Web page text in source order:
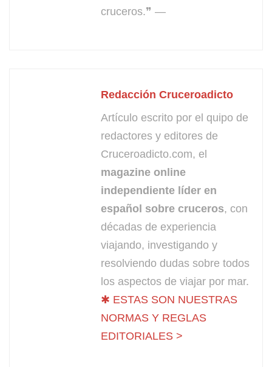
cruceros.❞ —
Redacción Cruceroadicto
Artículo escrito por el quipo de
redactores y editores de
Cruceroadicto.com, el
magazine online
independiente líder en
español sobre cruceros, con
décadas de experiencia
viajando, investigando y
resolviendo dudas sobre todos
los aspectos de viajar por mar.
✱ ESTAS SON NUESTRAS
NORMAS Y REGLAS
EDITORIALES >